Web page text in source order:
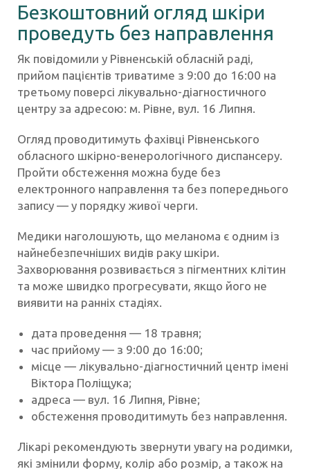
Безкоштовний огляд шкіри
проведуть без направлення
Як повідомили у Рівненській обласній раді,
прийом пацієнтів триватиме з 9:00 до 16:00 на
третьому поверсі лікувально-діагностичного
центру за адресою: м. Рівне, вул. 16 Липня.
Огляд проводитимуть фахівці Рівненського
обласного шкірно-венерологічного диспансеру.
Пройти обстеження можна буде без
електронного направлення та без попереднього
запису — у порядку живої черги.
Медики наголошують, що меланома є одним із
найнебезпечніших видів раку шкіри.
Захворювання розвивається з пігментних клітин
та може швидко прогресувати, якщо його не
виявити на ранніх стадіях.
дата проведення — 18 травня;
час прийому — з 9:00 до 16:00;
місце — лікувально-діагностичний центр імені
Віктора Поліщука;
адреса — вул. 16 Липня, Рівне;
обстеження проводитимуть без направлення.
Лікарі рекомендують звернути увагу на родимки,
які змінили форму, колір або розмір, а також на